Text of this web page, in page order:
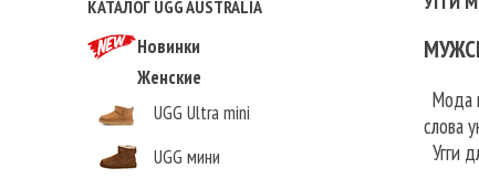
КАТАЛОГ UGG AUSTRALIA
Новинки
Женские
UGG Ultra mini
UGG мини
Мода
слова
Угги